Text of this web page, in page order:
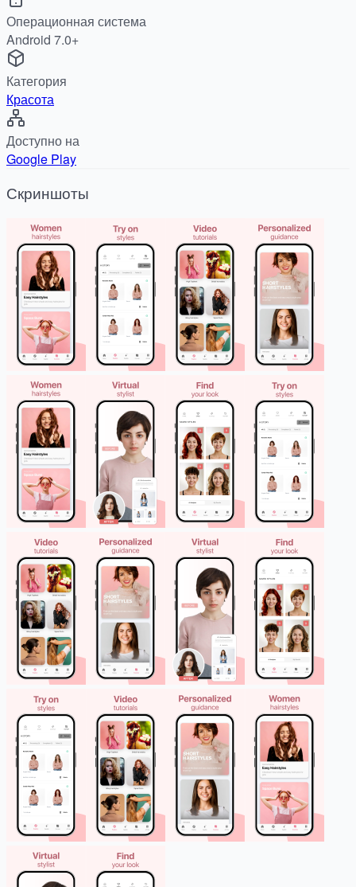
Операционная система
Android 7.0+
Категория
Красота
Доступно на
Google Play
Скриншоты